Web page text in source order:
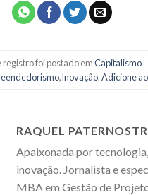
registro foi postado emCapitalismo
,Inovação.Adicione
RAQUEL
Apaixonada por
inovação. Jornalista e
MBA em Gestão de